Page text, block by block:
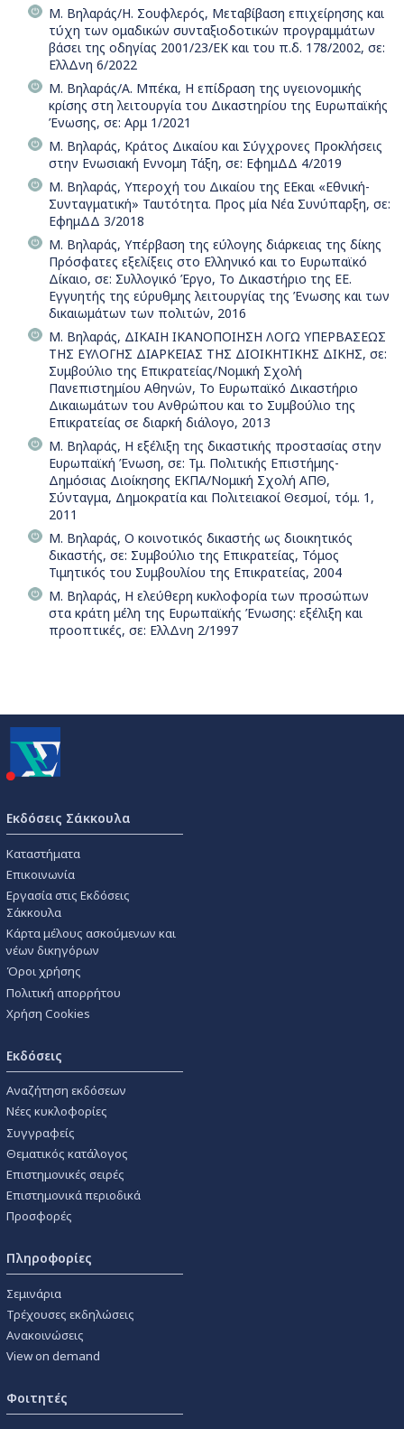
Μ. Βηλαράς/Η. Σουφλερός, Μεταβίβαση επιχείρησης και
τύχη των ομαδικών συνταξιοδοτικών προγραμμάτων
βάσει της οδηγίας 2001/23/ΕΚ και του π.δ. 178/2002, σε:
ΕλλΔνη 6/2022
Μ. Βηλαράς/Α. Μπέκα, Η επίδραση της υγειονομικής
κρίσης στη λειτουργία του Δικαστηρίου της Ευρωπαϊκής
Ένωσης, σε: Αρμ 1/2021
Μ. Βηλαράς, Κράτος Δικαίου και Σύγχρονες Προκλήσεις
στην Ενωσιακή Εννομη Τάξη, σε: ΕφημΔΔ 4/2019
Μ. Βηλαράς, Υπεροχή του Δικαίου της ΕΕκαι «Εθνική-
Συνταγματική» Ταυτότητα. Προς μία Νέα Συνύπαρξη, σε:
ΕφημΔΔ 3/2018
Μ. Βηλαράς, Υπέρβαση της εύλογης διάρκειας της δίκης
Πρόσφατες εξελίξεις στο Ελληνικό και το Ευρωπαϊκό
Δίκαιο, σε: Συλλογικό Έργο, Το Δικαστήριο της ΕΕ.
Εγγυητής της εύρυθμης λειτουργίας της Ένωσης και των
δικαιωμάτων των πολιτών, 2016
Μ. Βηλαράς, ΔΙΚΑΙΗ ΙΚΑΝΟΠΟΙΗΣΗ ΛΟΓΩ ΥΠΕΡΒΑΣΕΩΣ
ΤΗΣ ΕΥΛΟΓΗΣ ΔΙΑΡΚΕΙΑΣ ΤΗΣ ΔΙΟΙΚΗΤΙΚΗΣ ΔΙΚΗΣ, σε:
Συμβούλιο της Επικρατείας/Νομική Σχολή
Πανεπιστημίου Αθηνών, Το Ευρωπαϊκό Δικαστήριο
Δικαιωμάτων του Ανθρώπου και το Συμβούλιο της
Επικρατείας σε διαρκή διάλογο, 2013
Μ. Βηλαράς, Η εξέλιξη της δικαστικής προστασίας στην
Ευρωπαϊκή Ένωση, σε: Τμ. Πολιτικής Επιστήμης-
Δημόσιας Διοίκησης ΕΚΠΑ/Νομική Σχολή ΑΠΘ,
Σύνταγμα, Δημοκρατία και Πολιτειακοί Θεσμοί, τόμ. 1,
2011
Μ. Βηλαράς, Ο κοινοτικός δικαστής ως διοικητικός
δικαστής, σε: Συμβούλιο της Επικρατείας, Τόμος
Τιμητικός του Συμβουλίου της Επικρατείας, 2004
Μ. Βηλαράς, Η ελεύθερη κυκλοφορία των προσώπων
στα κράτη μέλη της Ευρωπαϊκής Ένωσης: εξέλιξη και
προοπτικές, σε: ΕλλΔνη 2/1997
Εκδόσεις Σάκκουλα
Καταστήματα
Επικοινωνία
Εργασία στις Εκδόσεις
Σάκκουλα
Κάρτα μέλους ασκούμενων και
νέων δικηγόρων
Όροι χρήσης
Πολιτική απορρήτου
Χρήση Cookies
Εκδόσεις
Αναζήτηση εκδόσεων
Νέες κυκλοφορίες
Συγγραφείς
Θεματικός κατάλογος
Επιστημονικές σειρές
Επιστημονικά περιοδικά
Προσφορές
Πληροφορίες
Σεμινάρια
Τρέχουσες εκδηλώσεις
Ανακοινώσεις
View on demand
Φοιτητές